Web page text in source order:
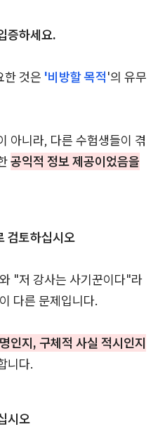
증하세요.
한 것은 '비방할 목적'의 유무
아니라, 다른 수험생들이 겪
공익적 정보 제공이었음을
검토하십시오
"저 강사는 사기꾼이다"라
다른 문제입니다.
인지, 구체적 사실 적시인지
니다.
시오